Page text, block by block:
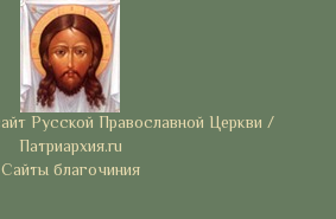
Сайты благочиния